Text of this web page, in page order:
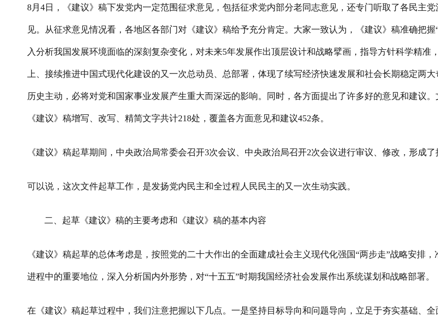
8月4日，《建议》稿下发党内一定范围征求意见，包括征求党内部分老同志意见，还专门听取了各民主
见。从征求意见情况看，各地区各部门对《建议》稿给予充分肯定。大家一致认为，《建议》稿准确把
入分析我国发展环境面临的深刻复杂变化，对未来5年发展作出顶层设计和战略擘画，指导方针科学精准
上、接续推进中国式现代化建设的又一次总动员、总部署，体现了续写经济快速发展和社会长期稳定两
历史主动，必将对党和国家事业发展产生重大而深远的影响。同时，各方面提出了许多好的意见和建议
《建议》稿增写、改写、精简文字共计218处，覆盖各方面意见和建议452条。
《建议》稿起草期间，中央政治局常委会召开3次会议、中央政治局召开2次会议进行审议、修改，形成
可以说，这次文件起草工作，是发扬党内民主和全过程人民民主的又一次生动实践。
二、起草《建议》稿的主要考虑和《建议》稿的基本内容
《建议》稿起草的总体考虑是，按照党的二十大作出的全面建成社会主义现代化强国“两步走”战略安排
进程中的重要地位，深入分析国内外形势，对“十五五”时期我国经济社会发展作出系统谋划和战略部署。
在《建议》稿起草过程中，我们注意把握以下几点。一是坚持目标导向和问题导向，立足于夯实基础、